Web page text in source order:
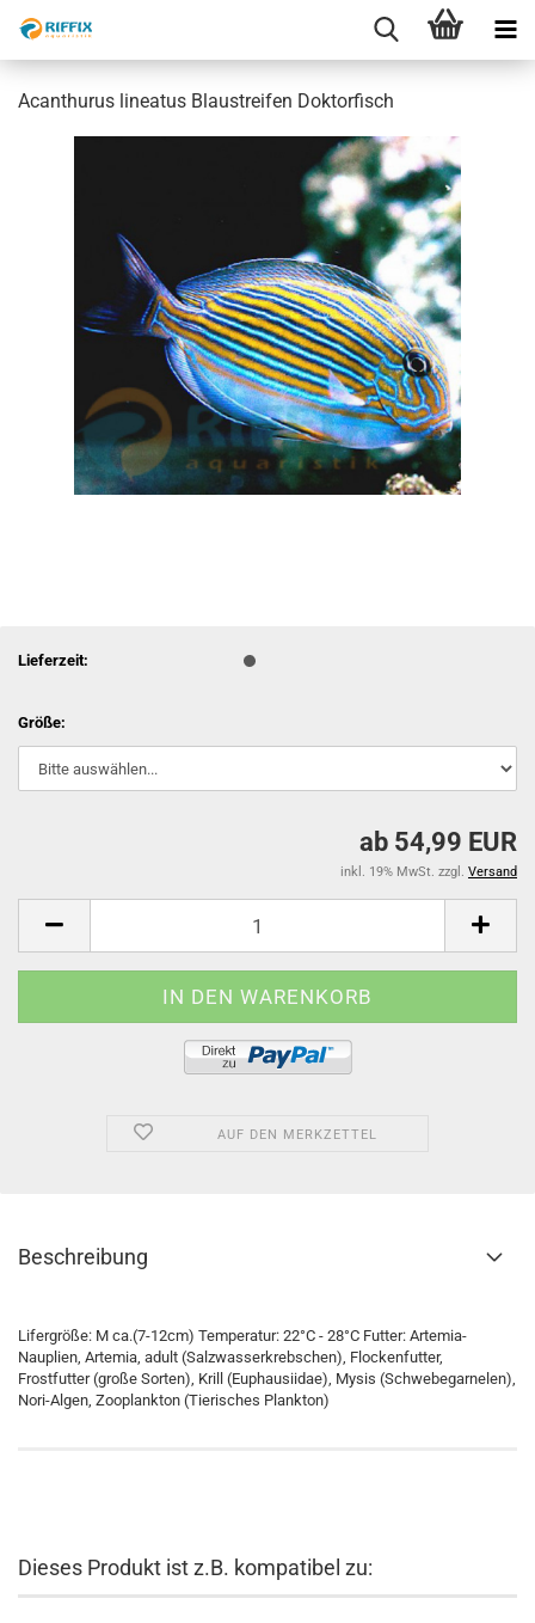
Acanthurus lineatus Blaustreifen Doktorfisch
Lieferzeit:
Größe:
ab 54,99 EUR
inkl. 19% MwSt. zzgl. Versand
AUF DEN MERKZETTEL
Beschreibung
Lifergröße: M ca.(7-12cm) Temperatur: 22°C - 28°C Futter: Artemia-
Nauplien, Artemia, adult (Salzwasserkrebschen), Flockenfutter,
Frostfutter (große Sorten), Krill (Euphausiidae), Mysis (Schwebegarnelen),
Nori-Algen, Zooplankton (Tierisches Plankton)
Dieses Produkt ist z.B. kompatibel zu: